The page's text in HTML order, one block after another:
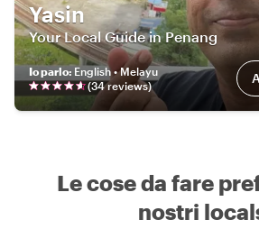
Yasin
Your Local Guide in Penang
Io parlo: English • Melayu
(34reviews)
Le cose da fare
nostri